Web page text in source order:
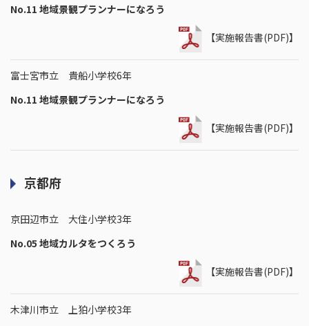
No.11 地域景観プランナーになろう
【実施報告書(PDF)】
富士宮市立 貴船小学校6年
No.11 地域景観プランナーになろう
【実施報告書(PDF)】
京都府
京田辺市立 大住小学校3年
No.05 地域カルタをつくろう
【実施報告書(PDF)】
木津川市立 上狛小学校3年